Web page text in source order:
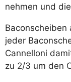
nehmen und
Baconscheiben
jeder
Cannelloni
zu 2/3 um den